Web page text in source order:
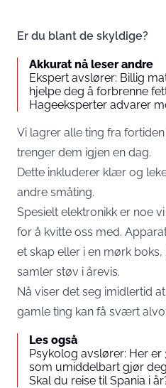
Er du blant de skyldige?
Akkurat nå leser andre
Ekspert avslører: Billig
hjelpe deg å forbrenne
Hageeksperter advarer
Vi lagrer alle ting fra
trenger dem igjen en dag.
Dette inkluderer klær og
andre småting.
Spesielt elektronikk er noe
for å kvitte oss med.
et skap eller i en mørk
samler støv i årevis.
Nå viser det seg imidlertid
gamle ting kan få svært
Les også
Psykolog avslører: Her
som umiddelbart gjør
Skal du reise til Spania i